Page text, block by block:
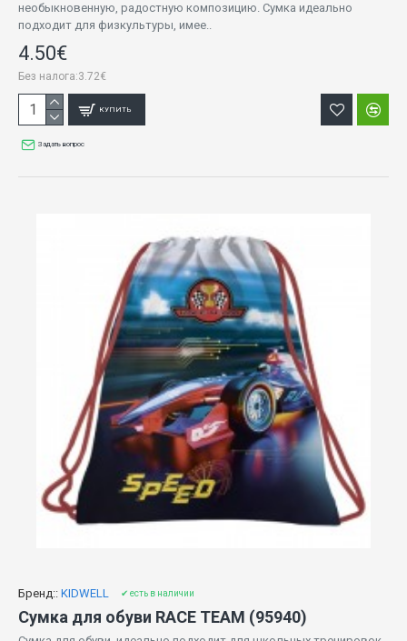
необыкновенную, радостную композицию. Сумка идеально
подходит для физкультуры, имее..
4.50€
Без налога:3.72€
КУПИТЬ
Задать вопрос
Бренд:: KIDWELL ✔ есть в наличии
Сумка для обуви RACE TEAM (95940)